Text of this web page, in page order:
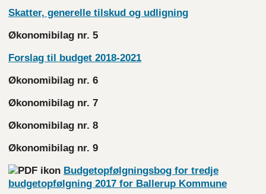
Skatter, generelle tilskud og udligning
Økonomibilag nr. 5
Forslag til budget 2018-2021
Økonomibilag nr. 6
Økonomibilag nr. 7
Økonomibilag nr. 8
Økonomibilag nr. 9
Budgetopfølgningsbog for tredje
budgetopfølgning 2017 for Ballerup Kommune